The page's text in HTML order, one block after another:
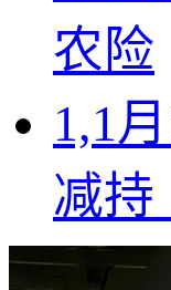
农险
1,1
减持